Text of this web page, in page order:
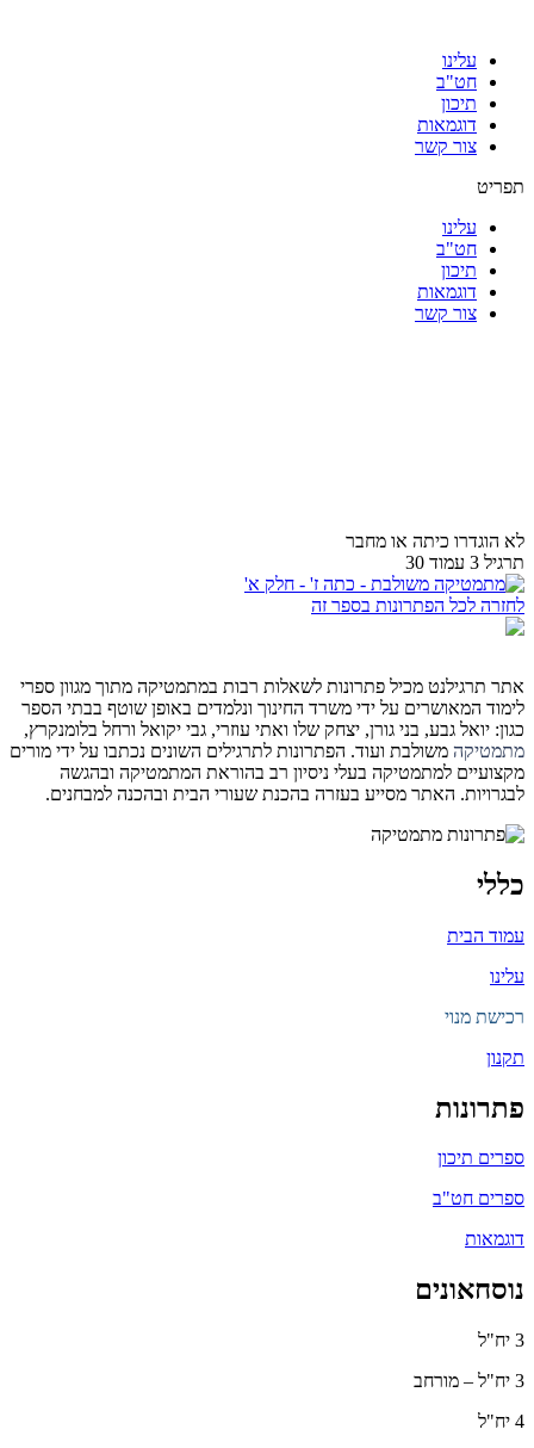
עלינו
חט"ב
תיכון
דוגמאות
צור קשר
תפריט
עלינו
חט"ב
תיכון
דוגמאות
צור קשר
לא הוגדרו כיתה או מחבר
תרגיל 3 עמוד 30
לחזרה לכל הפתרונות בספר זה
אתר תרגילנט מכיל פתרונות לשאלות רבות במתמטיקה מתוך מגוון ספרי
לימוד המאושרים על ידי משרד החינוך ונלמדים באופן שוטף בבתי הספר
כגון: יואל גבע, בני גורן, יצחק שלו ואתי עוזרי, גבי יקואל ורחל בלומנקרץ,
מתמטיקה משולבת ועוד. הפתרונות לתרגילים השונים נכתבו על ידי מורים
מקצועיים למתמטיקה בעלי ניסיון רב בהוראת המתמטיקה ובהגשה
לבגרויות. האתר מסייע בעזרה בהכנת שעורי הבית ובהכנה למבחנים.
כללי
עמוד הבית
עלינו
רכישת מנוי
תקנון
פתרונות
ספרים תיכון
ספרים חט"ב
דוגמאות
נוסחאונים
3 יח"ל
3 יח"ל – מורחב
4 יח"ל